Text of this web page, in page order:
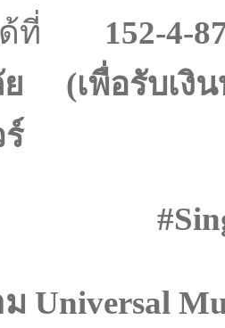
ได้ที่ 152-
ย (เพื่อรับเงิ
Universal